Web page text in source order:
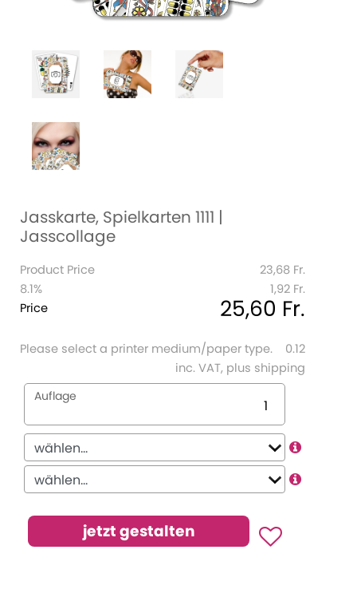
Jasskarte, Spielkarten 1111 |
Jasscollage
Product Price
23,68 Fr.
8.1%
1,92 Fr.
Price
25,60 Fr.
Please select a printer medium/paper type.
0.12
inc. VAT, plus shipping
Auflage